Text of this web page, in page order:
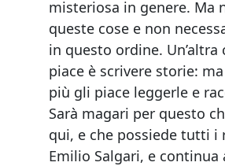
misteriosa in genere. Ma
queste cose e non
in questo ordine. Un’altra
piace è scrivere storie:
più gli piace leggerle e
Sarà magari per questo
qui, e che possiede tutti i
Emilio Salgari, e continua